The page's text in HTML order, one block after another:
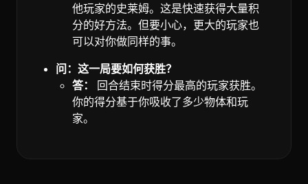
他玩家的史莱姆。这是快速获得大量积
分的好方法。但要小心，更大的玩家也
可以对你做同样的事。
问：这一局要如何获胜？
答：
回合结束时得分最高的玩家获胜。
你的得分基于你吸收了多少物体和玩
家。